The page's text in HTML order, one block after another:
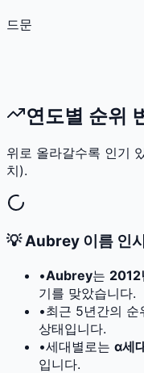
드문
연도별 순위
위로 올라갈수록 인기
치).
💡Aubrey 이름 인
•Aubrey는 2012
기를 맞았습니다.
•최근 5년간의 순
상태입니다.
•세대별로는 α세
입니다.